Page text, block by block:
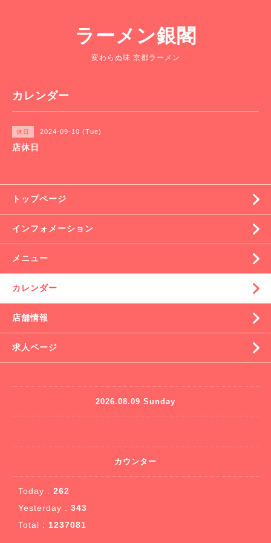
ラーメン銀閣
変わらぬ味 京都ラーメン
カレンダー
休日 2024-09-10 (Tue)
店休日
トップページ
インフォメーション
メニュー
カレンダー
店舗情報
求人ページ
2026.08.09 Sunday
カウンター
Today : 262
Yesterday : 343
Total : 1237081